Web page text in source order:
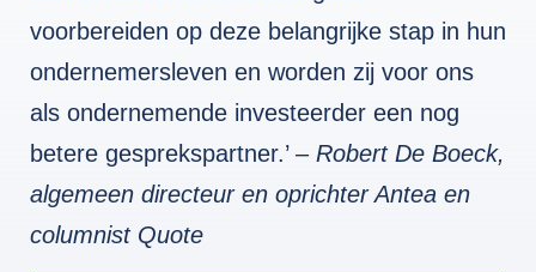
voorbereiden op deze belangrijke stap in hun
ondernemersleven en worden zij voor ons
als ondernemende investeerder een nog
betere gesprekspartner.’ – Robert De Boeck,
algemeen directeur en oprichter Antea en
columnist Quote